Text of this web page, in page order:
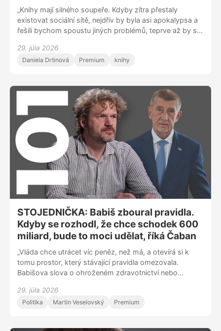
„Knihy mají silného soupeře. Kdyby zítra přestaly
existovat sociální sítě, nejdřív by byla asi apokalypsa a
řešili bychom spoustu jiných problémů, teprve až by se
nás útočí tolik vjemů, že si pak sednout ke knížce a
hodinu číst je pro mnoho lidí kapacitně nemožné,“ říká
roste. „Každý měsíc čteme jeden román 20. století, pak
o něm diskutujeme. Myslela jsem, že číst staré klasiky
se mnou bude chtít jen pár stejně vyšinutých přátel,“
směje se. „Před pár lety jsem zjistila, že jsem ztratila
schopnost číst a soustředit se. Četla jsem jeden
odstavec stále dokola. Dost mě to vyděsilo a musela
jsem hodně trénovat, abych se opět naučila
beletristické knihy číst,“ dodává.
29. júla 2026
Daniela Drtinová Premium knihy
STOJEDNIČKA: Babiš zboural pravidla.
Kdyby se rozhodl, že chce schodek 600
miliard, bude to moci udělat, říká Čaban
„Vláda chce utrácet víc peněz, než má, a otevírá si k
tomu prostor, který stávající pravidla omezovala.
Babišova slova o ohroženém zdravotnictví nebo
veto stejně pohodlně přehlasuje,” říká v nové epizodě
Stojedničky komentátor serveru Seznam Zprávy Martin
29. júla 2026
Politika Martin Veselovský Premium